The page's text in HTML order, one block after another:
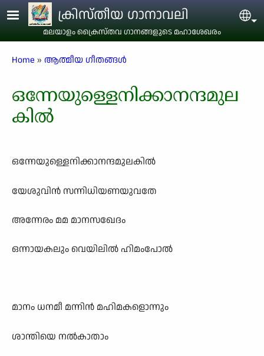
Skip to main contentക്രിസ്തീയ ഗാനാവലി
മലയാളം ക്രൈസ്തവ ഗാനങ്ങളുടെ മഹാശേഖരം
Breadcrumb
Home ആത്മീയ ഗീതങ്ങൾ
ഒന്നേയുള്ളെനിക്കാനന്ദമുല
കിൽ
ഒന്നേയുള്ളെനിക്കാനന്ദമുലകിൽ
യേശുവിൻ സന്നിധിയണയുവതേ
അന്നേരം മമ മാനസഖേദം
ഒന്നായകലും വെയിലിൽ ഹിമംപോൽ
മാനം ധനമീ മന്നിൻ മഹിമകളൊന്നും
ശാന്തിയെ നൽകാതാം